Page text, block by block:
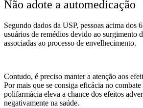
Não adote a automedicação
Segundo dados da USP, pessoas acima dos
usuários de remédios devido ao surgimento
associadas ao processo de envelhecimento.
Contudo, é preciso manter a atenção aos
Por mais que se consiga eficácia no combate
polifarmácia eleva a chance dos efeitos
negativamente na saúde.